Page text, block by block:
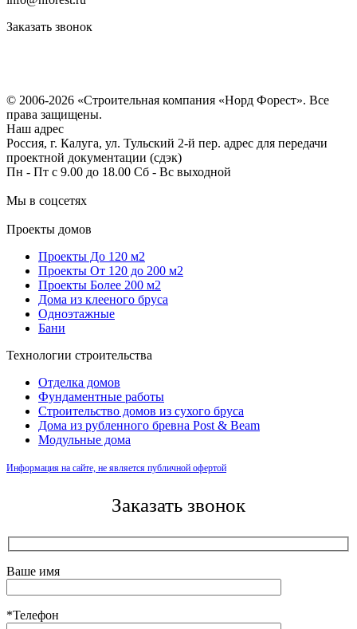
Заказать звонок
© 2006-2026 «Строительная компания «Норд Форест». Все
права защищены.
Наш адрес
Россия, г. Калуга, ул. Тульский 2-й пер. адрес для передачи
проектной документации (сдэк)
Пн - Пт с 9.00 до 18.00 Сб - Вс выходной
Мы в соцсетях
Проекты домов
Проекты До 120 м2
Проекты От 120 до 200 м2
Проекты Более 200 м2
Дома из клееного бруса
Одноэтажные
Бани
Технологии строительства
Отделка домов
Фундаментные работы
Строительство домов из сухого бруса
Дома из рубленного бревна Post & Beam
Модульные дома
Информация на сайте, не является публичной офертой
Заказать звонок
Ваше имя
*Телефон